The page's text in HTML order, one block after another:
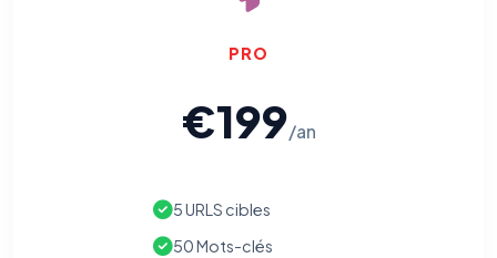
PRO
€199/an
5 URLS cibles
50 Mots-clés